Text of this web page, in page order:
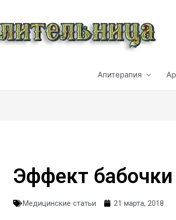
Апитерапия
Эффект бабочки
Медицинские статьи 21 марта, 2018